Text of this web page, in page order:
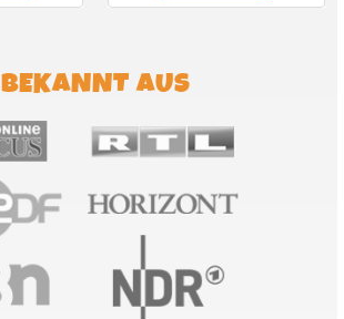
BEKANNT AUS